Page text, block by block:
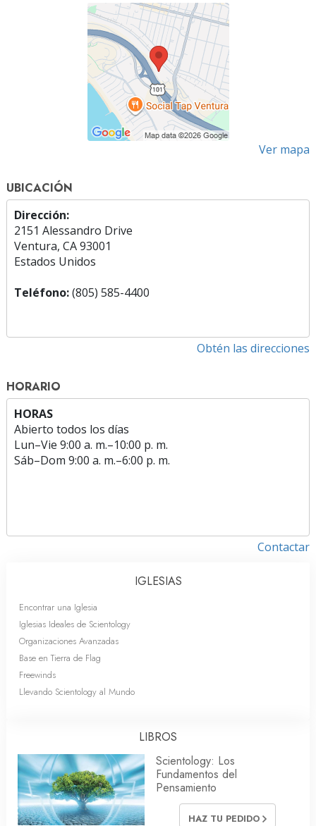
Ver mapa
UBICACIÓN
Dirección:
2151 Alessandro Drive
Ventura, CA 93001
Estados Unidos
Teléfono:(805) 585-4400
Obtén las direcciones
HORARIO
HORAS
Abierto todos los días
Lun–Vie 9:00 a. m.–10:00 p. m.
Sáb–Dom 9:00 a. m.–6:00 p. m.
Contactar
IGLESIAS
Encontrar una Iglesia
Iglesias Ideales de Scientology
Organizaciones Avanzadas
Base en Tierra de Flag
Freewinds
Llevando Scientology al Mundo
LIBROS
Scientology: Los
Fundamentos del
Pensamiento
HAZ TU PEDIDO